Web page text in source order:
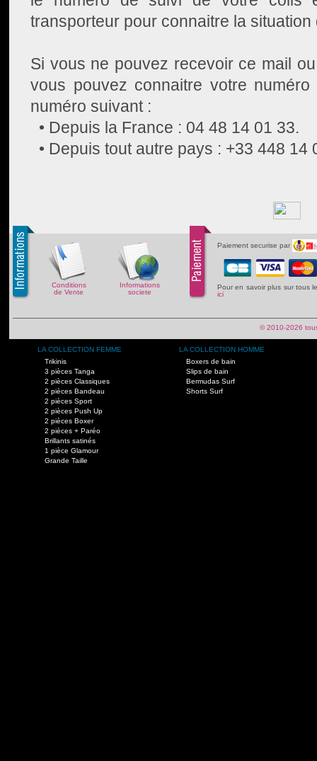
transporteur pour connaitre la situation
Si vous ne pouvez recevoir ce mail
vous pouvez connaitre votre
numéro suivant :
• Depuis la France : 04 48 14 01 33.
• Depuis tout autre pays : +33 448 14
Conditions
de Vente
Informations
societe
Paiement securise par
Pour en savoir plus sur tous
ici
© 2010-2026
LA COLLECTION FEMME
Trikinis
3 pièces Tanga
2 pièces Classiques
2 pièces Bandeau
2 pièces Sport
2 pièces Push Up
2 pièces Boxer
2 pièces + Paréo
Brillants satinés
1 pièce Glamour
Grande Taille
LA COLLECTION HOMME
Boxers de bain
Slips de bain
Bermudas Surf
Shorts Surf